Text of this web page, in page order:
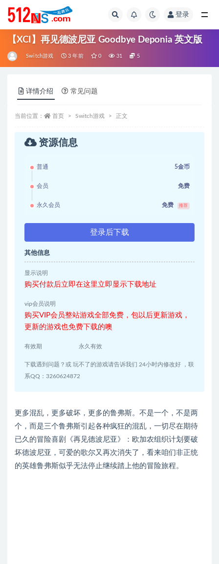
登录
【XCI】再见德波尼亚 Goodbye Deponia 英文版
Switch游戏 3 年前 0 31 5
详情介绍 常见问题
当前位置： 首页 Switch游戏 正文
资源信息
普通 5金币
会员 免费
永久会员 免费 推荐
登录后下载
其他信息
显示说明
购买付款后立即在这里立即显示下载地址
vip会员说明
购买VIP会员整站游戏全部免费，包以后更新游戏，
更新的游戏也免费下载的噢
有效期 永久有效
下载遇到问题？或 玩不了的游戏请告诉我们 24小时内修改好 ，联
系QQ：3260624872
更多混乱，更多破坏，更多的鲁弗斯。不是一个，不是两
个，而是三个鲁弗斯引起各种疯狂的混乱，一切尽在期待
已久的冒险喜剧《再见德波尼亚》：欧加农组织计划要破
坏德波尼亚，可爱的歌尔又再次消失了，看来咱们非正统
的英雄鲁弗斯似乎无法停止继续踏上他的冒险旅程。